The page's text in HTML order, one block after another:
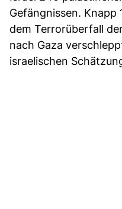
Gefängnissen. Knapp
dem Terrorüberfall
nach Gaza
israelischen